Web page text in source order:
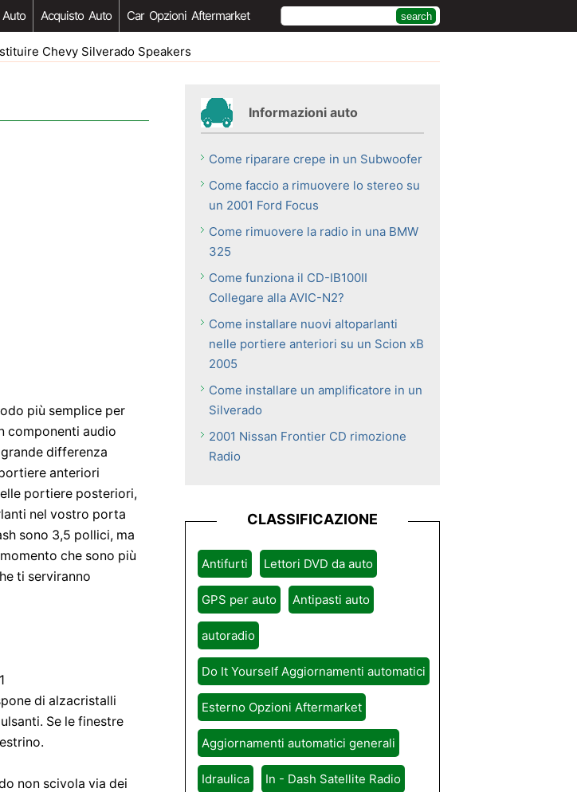
Acquisto Auto Car Opzioni Aftermarket
Chevy Silverado Speakers
più semplice per
componenti audio
differenza
anteriori
portiere posteriori,
nel vostro porta
sono 3,5 pollici, ma
che sono più
ti serviranno
di alzacristalli
Se le finestre
non scivola via dei
Informazioni auto
Come riparare crepe in un Subwoofer
Come faccio a rimuovere lo stereo su
un 2001 Ford Focus
Come rimuovere la radio in una BMW
325
Come funziona il CD-IB100II
Collegare alla AVIC-N2?
Come installare nuovi altoparlanti
nelle portiere anteriori su un Scion xB
2005
Come installare un amplificatore in un
Silverado
2001 Nissan Frontier CD rimozione
Radio
CLASSIFICAZIONE
Antifurti Lettori DVD da auto
GPS per auto Antipasti auto
autoradio
Do It Yourself Aggiornamenti automatici
Esterno Opzioni Aftermarket
Aggiornamenti automatici generali
Idraulica In - Dash Satellite Radio